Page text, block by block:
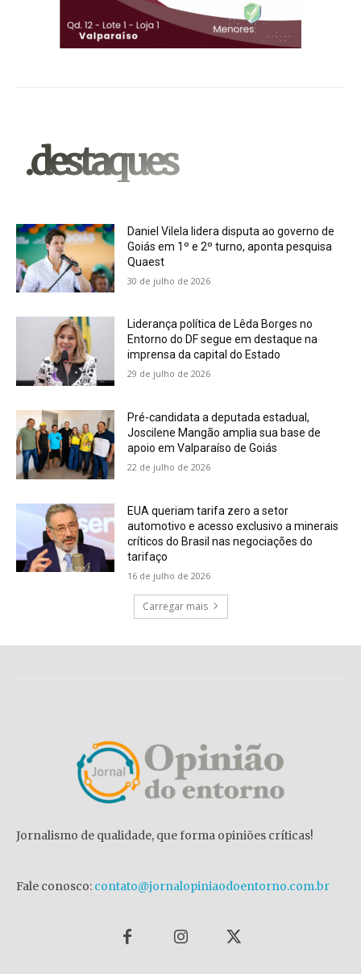
.destaques
Daniel Vilela lidera disputa ao governo de
Goiás em 1º e 2º turno, aponta pesquisa
Quaest
30 de julho de 2026
Liderança política de Lêda Borges no
Entorno do DF segue em destaque na
imprensa da capital do Estado
29 de julho de 2026
Pré-candidata a deputada estadual,
Joscilene Mangão amplia sua base de
apoio em Valparaíso de Goiás
22 de julho de 2026
EUA queriam tarifa zero a setor
automotivo e acesso exclusivo a minerais
críticos do Brasil nas negociações do
tarifaço
16 de julho de 2026
Carregar mais
Jornalismo de qualidade, que forma opiniões críticas!
Fale conosco: contato@jornalopiniaodoentorno.com.br